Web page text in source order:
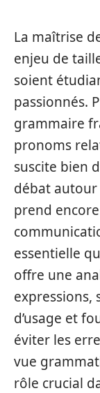
La maîtrise
enjeu de
soient
passionnés.
grammaire
pronoms
suscite bien
débat
prend
essentielle
offre une
expressions,
d’usage et
éviter les
vue
rôle crucial